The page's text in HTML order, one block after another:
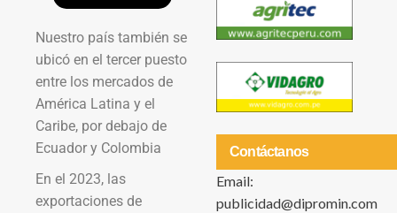
Nuestro país también se
ubicó en el tercer puesto
entre los mercados de
América Latina y el
Caribe, por debajo de
Ecuador y Colombia
En el 2023, las
exportaciones de
Contáctanos
Email:
publicidad@dipromin.com